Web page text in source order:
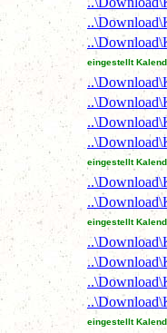
eingestellt
eingestellt
eingestellt
eingestellt